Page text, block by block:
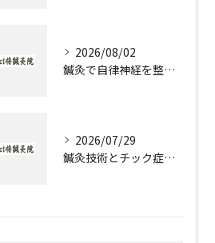
2026/08/02
鍼灸で自律神経を整える発達障害のための実践アプローチ
2026/07/29
鍼灸技術とチック症治療の実際と大阪府大阪市城東区森之宮で選ぶ理由